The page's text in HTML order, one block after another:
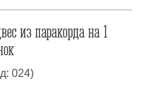
из паракорда на 1
024)